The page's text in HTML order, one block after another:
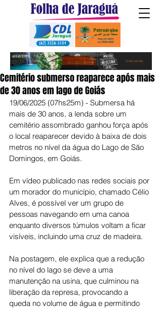
Cemitério submerso reaparece após mais
de 30 anos em lago de Goiás
19/06/2025 (07hs25m) - Submersa há
mais de 30 anos, a lenda sobre um
cemitério assombrado ganhou força após
o local reaparecer devido à baixa de dois
metros no nível da água do Lago de São
Domingos, em Goiás.
Em vídeo publicado nas redes sociais por
um morador do município, chamado Célio
Alves, é possível ver um grupo de
pessoas navegando em uma canoa
enquanto diversos túmulos voltam a ficar
visíveis, incluindo uma cruz de madeira.
Na postagem, ele explica que a redução
no nível do lago se deve a uma
manutenção na usina, que culminou na
liberação da represa, provocando a
queda no volume de água e permitindo